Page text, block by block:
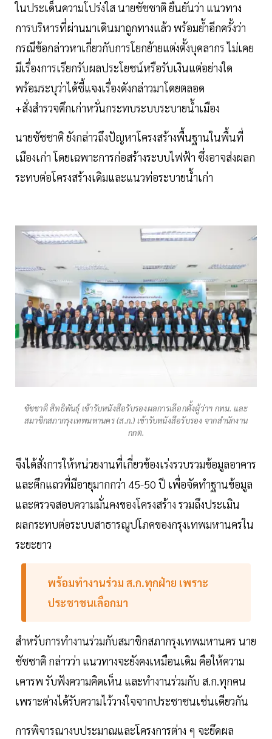
ในประเด็นความโปร่งใส นายชัชชาติ ยืนยันว่า แนวทาง
การบริหารที่ผ่านมาเดินมาถูกทางแล้ว พร้อมย้ำอีกครั้งว่า
กรณีข้อกล่าวหาเกี่ยวกับการโยกย้ายแต่งตั้งบุคลากร ไม่เคย
มีเรื่องการเรียกรับผลประโยชน์หรือรับเงินแต่อย่างใด
พร้อมระบุว่าได้ชี้แจงเรื่องดังกล่าวมาโดยตลอด
+สั่งสำรวจตึกเก่าหวั่นกระทบระบบระบายน้ำเมือง
นายชัชชาติ ยังกล่าวถึงปัญหาโครงสร้างพื้นฐานในพื้นที่
เมืองเก่า โดยเฉพาะการก่อสร้างระบบไฟฟ้า ซึ่งอาจส่งผลก
ระทบต่อโครงสร้างเดิมและแนวท่อระบายน้ำเก่า
ชัชชาติ สิทธิพันธุ์ เข้ารับหนังสือรับรองผลการเลือกตั้งผู้ว่าฯ กทม. และ
สมาชิกสภากรุงเทพมหานคร (ส.ก.) เข้ารับหนังสือรับรอง จากสำนักงาน
กกต.
จึงได้สั่งการให้หน่วยงานที่เกี่ยวข้องเร่งรวบรวมข้อมูลอาคาร
และตึกแถวที่มีอายุมากกว่า 45-50 ปี เพื่อจัดทำฐานข้อมูล
และตรวจสอบความมั่นคงของโครงสร้าง รวมถึงประเมิน
ผลกระทบต่อระบบสาธารณูปโภคของกรุงเทพมหานครใน
ระยะยาว
พร้อมทำงานร่วม ส.ก.ทุกฝ่าย เพราะ
ประชาชนเลือกมา
สำหรับการทำงานร่วมกับสมาชิกสภากรุงเทพมหานคร นาย
ชัชชาติ กล่าวว่า แนวทางจะยังคงเหมือนเดิม คือให้ความ
เคารพ รับฟังความคิดเห็น และทำงานร่วมกับ ส.ก.ทุกคน
เพราะต่างได้รับความไว้วางใจจากประชาชนเช่นเดียวกัน
การพิจารณางบประมาณและโครงการต่าง ๆ จะยึดผล